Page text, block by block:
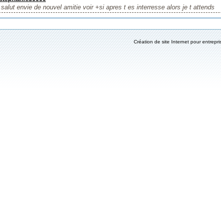
salut envie de nouvel amitie voir +si apres t es interresse alors je t attends
Création de site Internet pour